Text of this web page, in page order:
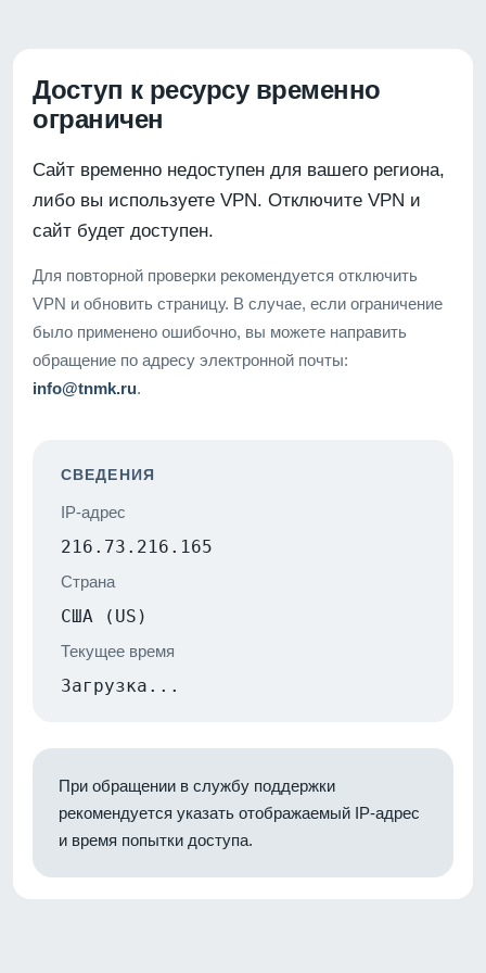
Доступ к ресурсу временно
ограничен
Сайт временно недоступен для вашего региона,
либо вы используете VPN. Отключите VPN и
сайт будет доступен.
Для повторной проверки рекомендуется отключить
VPN и обновить страницу. В случае, если ограничение
было применено ошибочно, вы можете направить
обращение по адресу электронной почты:
info@tnmk.ru.
СВЕДЕНИЯ
IP-адрес
216.73.216.165
Страна
США (US)
Текущее время
Загрузка...
При обращении в службу поддержки
рекомендуется указать отображаемый IP-адрес
и время попытки доступа.